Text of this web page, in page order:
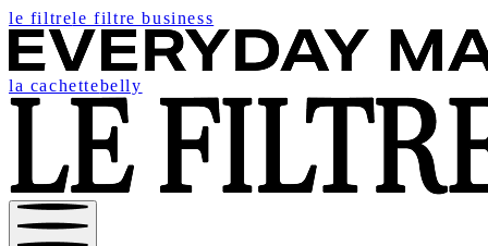
le filtrele filtre business
la cachettebelly